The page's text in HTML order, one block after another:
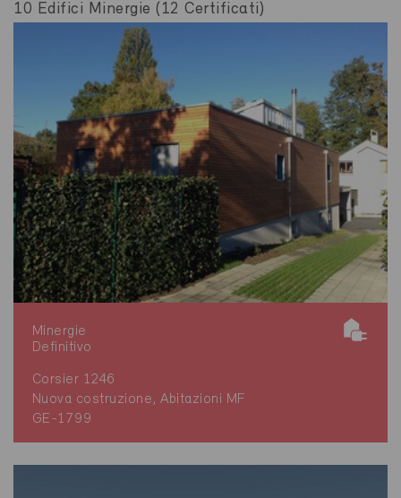
10 Edifici Minergie (12 Certificati)
Minergie
Definitivo
Corsier 1246
Nuova costruzione, Abitazioni MF
GE-1799